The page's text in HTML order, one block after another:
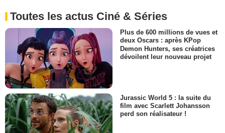
Toutes les actus Ciné & Séries
Plus de 600 millions de vues et
deux Oscars : après KPop
Demon Hunters, ses créatrices
dévoilent leur nouveau projet
Jurassic World 5 : la suite du
film avec Scarlett Johansson
perd son réalisateur !